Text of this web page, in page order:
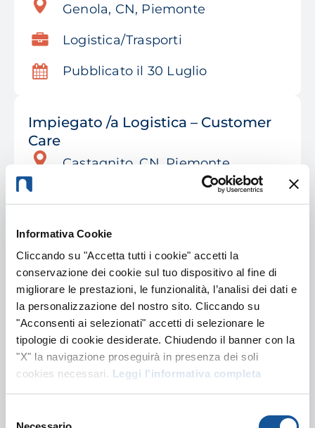
Informativa Cookie
Cliccando su "Accetta tutti i cookie" accetti la
conservazione dei cookie sul tuo dispositivo al fine di
migliorare le prestazioni, le funzionalità, l’analisi dei dati e
la personalizzazione del nostro sito. Cliccando su
"Acconsenti ai selezionati" accetti di selezionare le
tipologie di cookie desiderate. Chiudendo il banner con la
"X" la navigazione proseguirà in presenza dei soli
cookies necessari. Leggi l'informativa completa
Genola, CN, Piemonte
Logistica/Trasporti
Pubblicato il 30 Luglio
Impiegato /a Logistica – Customer
Care
Castagnito, CN, Piemonte
Carrellista magazziniere
Nizza Monferrato, AT, Piemonte
Logistica/Trasporti
Pubblicato il 22 Luglio
Addetto /a carico e scarico merci –